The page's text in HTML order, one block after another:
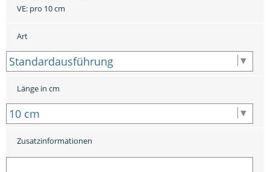
VE: pro 10 cm
Art
Länge in cm
Zusatzinformationen